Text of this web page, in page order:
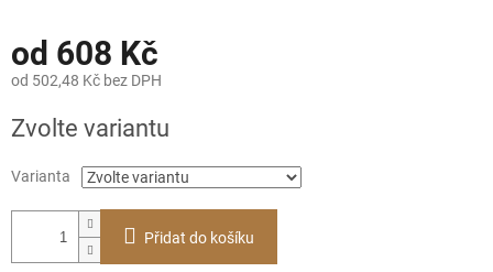
od 608 Kč
od 502,48 Kč bez DPH
cena:
Zvolte variantu
Varianta
Přidat do košíku